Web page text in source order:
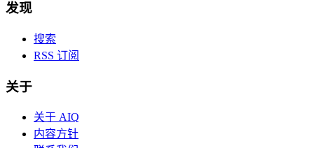
发现
搜索
RSS 订阅
关于
关于 AIQ
内容方针